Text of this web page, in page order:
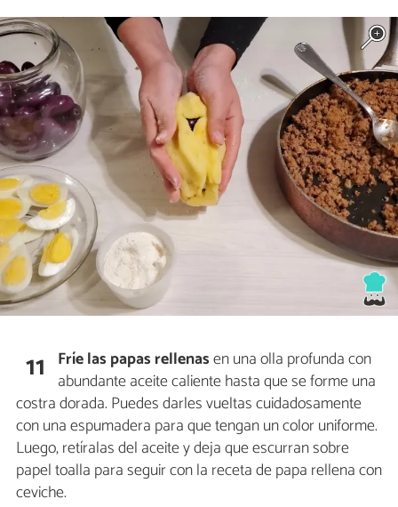
11 Fríelas papas rellenasen una olla profunda con
abundante aceite caliente hasta que se forme una
costra dorada. Puedes darles vueltas cuidadosamente
con una espumadera para que tengan un color uniforme.
Luego, retíralas del aceite y deja que escurran sobre
papel toalla para seguir con la receta de papa rellena con
ceviche.